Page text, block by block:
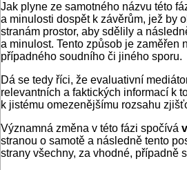
Jak plyne ze samotného názvu této
a minulosti dospět k závěrům, jež by
stranám prostor, aby sdělily a
a minulost. Tento způsob je zaměřen
případného soudního či jiného sporu.
Dá se tedy říci, že evaluativní
relevantních a faktických informací k
k jistému omezenějšímu rozsahu
Významná změna v této fázi spočívá
stranou o samotě a následně tento
strany všechny, za vhodné, případně